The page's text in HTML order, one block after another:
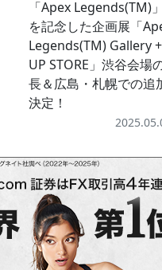
「Apex Legends(TM)
を記念した企画展「
Legends(TM) Gallery
UP STORE」渋谷会場
長＆広島・札幌での追
決定！